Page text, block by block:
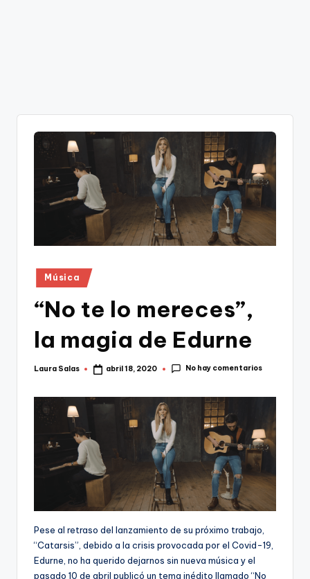
Publicado
en
Música
“No te lo mereces”,
la magia de Edurne
Publicado
Laura Salas abril 18, 2020 No hay comentarios
Pese al retraso del lanzamiento de su próximo trabajo,
“Catarsis”, debido a la crisis provocada por el Covid-19,
Edurne, no ha querido dejarnos sin nueva música y el
pasado 10 de abril publicó un tema inédito llamado “No